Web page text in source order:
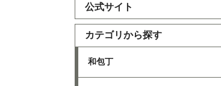
公式サイト
カテゴリから探す
和包丁